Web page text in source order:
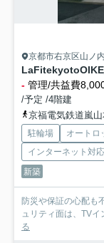
京都市右京区山ノ
- 管理/共益費
/予定 /4階建
京福電気鉄道嵐
駐輪場 オートロ
インターネット対応
新築
防災や保証の心配も
ュリティ面は、TV
る